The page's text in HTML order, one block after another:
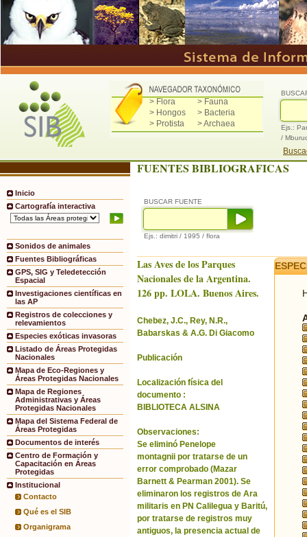
> Flora
> Fauna
> Hongos
> Bacteria
> Protista
> Archaea
Ejs.:
/
Inicio
Cartografía interactiva
Sonidos de animales
Fuentes Bibliográficas
GPS, SIG y Teledetección
Espacial
Investigaciones científicas en
las AP
Registros de colecciones y
relevamientos
Especies exóticas invasoras
Listado de Áreas Protegidas
Nacionales
Mapa de Eco-Regiones y
Áreas Protegidas Nacionales
Mapa de Regiones
Administrativas y Áreas
Protegidas Nacionales
Mapa del Sistema Federal de
Áreas Protegidas
Documentos de interés
Centro de Formación y
Capacitación en Áreas
Protegidas
Institucional
Contacto
Qué es el SIB
Organigrama
FUENTES BIBLIOGRAFICAS
BUSCAR FUENTE
Ejs.: dimitri / 1995 / flora
Las Aves de los Parques
Nacionales de la Argentina.
126 pp. LOLA. Buenos Aires.
Chebez, J.C., Rey, N.R.,
Babarskas & A.G. Di Giacomo
Publicación
Localización física del
documento :
BIBLIOTECA ALSINA
Observaciones:
Se eliminó Penelope
montagnii por tratarse de un
error comprobado (Mazar
Barnett & Pearman 2001). Se
eliminaron los registros de Ara
militaris en PN Calilegua y Baritú,
por tratarse de registros muy
antiguos, la presencia actual de